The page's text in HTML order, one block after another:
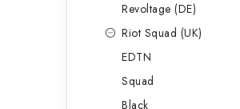
Revoltage (DE)
Riot Squad (UK)
EDTN
Squad
Black